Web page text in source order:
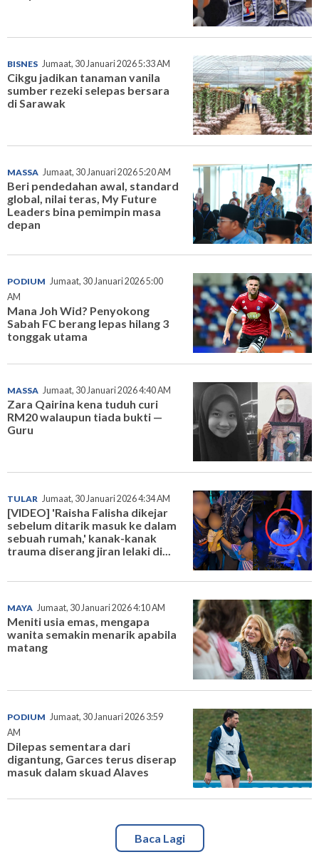
BISNES Jumaat, 30 Januari 2026 5:33 AM
Cikgu jadikan tanaman vanila
sumber rezeki selepas bersara
di Sarawak
MASSA Jumaat, 30 Januari 2026 5:20 AM
Beri pendedahan awal, standard
global, nilai teras, My Future
Leaders bina pemimpin masa
depan
PODIUM Jumaat, 30 Januari 2026 5:00
AM
Mana Joh Wid? Penyokong
Sabah FC berang lepas hilang 3
tonggak utama
MASSA Jumaat, 30 Januari 2026 4:40 AM
Zara Qairina kena tuduh curi
RM20 walaupun tiada bukti —
Guru
TULAR Jumaat, 30 Januari 2026 4:34 AM
[VIDEO] 'Raisha Falisha dikejar
sebelum ditarik masuk ke dalam
sebuah rumah,' kanak-kanak
trauma diserang jiran lelaki di...
MAYA Jumaat, 30 Januari 2026 4:10 AM
Meniti usia emas, mengapa
wanita semakin menarik apabila
matang
PODIUM Jumaat, 30 Januari 2026 3:59
AM
Dilepas sementara dari
digantung, Garces terus diserap
masuk dalam skuad Alaves
Baca Lagi